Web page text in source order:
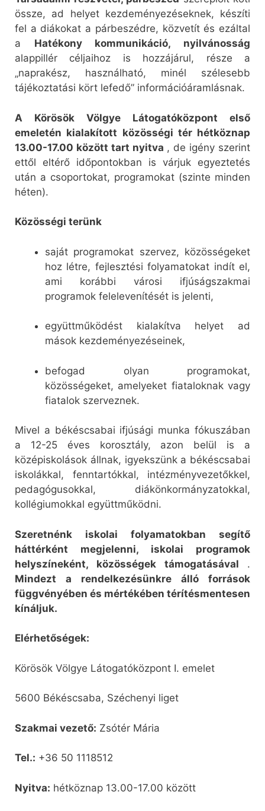
össze, ad helyet kezdeményezéseknek, készíti
fel a diákokat a párbeszédre, közvetít és ezáltal
a Hatékony kommunikáció, nyilvánosság
alappillér céljaihoz is hozzájárul, része a
„naprakész, használható, minél szélesebb
tájékoztatási kört lefedő” információáramlásnak.
A Körösök Völgye Látogatóközpont első
emeletén kialakított közösségi tér hétköznap
13.00-17.00 között tart nyitva , de igény szerint
ettől eltérő időpontokban is várjuk egyeztetés
után a csoportokat, programokat (szinte minden
héten).
Közösségi terünk
saját programokat szervez, közösségeket
hoz létre, fejlesztési folyamatokat indít el,
ami korábbi városi ifjúságszakmai
programok felelevenítését is jelenti,
együttműködést kialakítva helyet ad
mások kezdeményezéseinek,
befogad olyan programokat,
közösségeket, amelyeket fiataloknak vagy
fiatalok szerveznek.
Mivel a békéscsabai ifjúsági munka fókuszában
a 12-25 éves korosztály, azon belül is a
középiskolások állnak, igyekszünk a békéscsabai
iskolákkal, fenntartókkal, intézményvezetőkkel,
pedagógusokkal, diákönkormányzatokkal,
kollégiumokkal együttműködni.
Szeretnénk iskolai folyamatokban segítő
háttérként megjelenni, iskolai programok
helyszíneként, közösségek támogatásával .
Mindezt a rendelkezésünkre álló források
függvényében és mértékében térítésmentesen
kínáljuk.
Elérhetőségek:
Körösök Völgye Látogatóközpont I. emelet
5600 Békéscsaba, Széchenyi liget
Szakmai vezető: Zsótér Mária
Tel.: +36 50 1118512
Nyitva: hétköznap 13.00-17.00 között